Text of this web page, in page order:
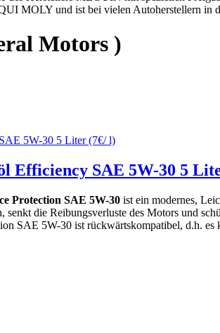
MOLY und ist bei vielen Autoherstellern in
Motors )
Efficiency SAE 5W-30 5
Protection SAE 5W-30 ist ein modernes,
die Reibungsverluste des Motors und
SAE 5W-30 ist rückwärtskompatibel, d.h. es